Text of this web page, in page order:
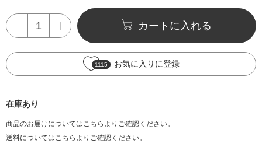
カートに入れる
1115 お気に入りに登録
在庫あり
商品のお届けについてはこちら よりご確認ください。
送料についてはこちら よりご確認ください。